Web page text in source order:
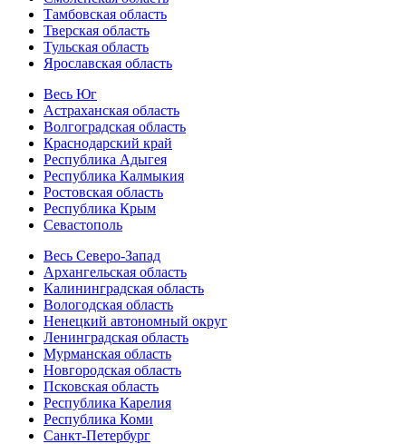
Тамбовская область
Тверская область
Тульская область
Ярославская область
Весь Юг
Астраханская область
Волгоградская область
Краснодарский край
Республика Адыгея
Республика Калмыкия
Ростовская область
Республика Крым
Севастополь
Весь Северо-Запад
Архангельская область
Калининградская область
Вологодская область
Ненецкий автономный округ
Ленинградская область
Мурманская область
Новгородская область
Псковская область
Республика Карелия
Республика Коми
Санкт-Петербург